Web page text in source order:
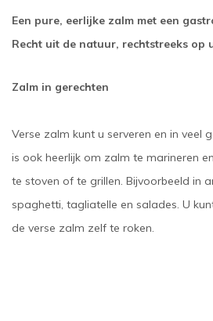
Een pure, eerlijke zalm met een
Recht uit de natuur, rechtstreeks op
Zalm in gerechten
Verse zalm kunt u serveren en in veel
is ook heerlijk om zalm te marineren
te stoven of te grillen. Bijvoorbeeld in
spaghetti, tagliatelle en salades. U
de verse zalm zelf te roken.